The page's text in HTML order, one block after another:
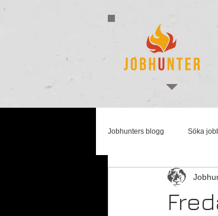
Jobhunters blogg Söka
Arbetsmarknadsmåndag